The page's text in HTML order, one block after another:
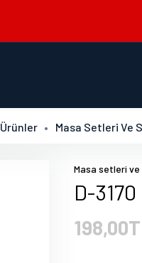
Ürünler Masa Setleri Ve
Masa setleri ve
D-